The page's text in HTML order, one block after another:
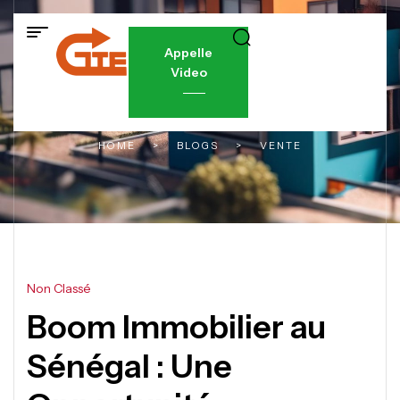
Appelle
Video
HOME > BLOGS > VENTE
Non Classé
Boom Immobilier au
Sénégal : Une